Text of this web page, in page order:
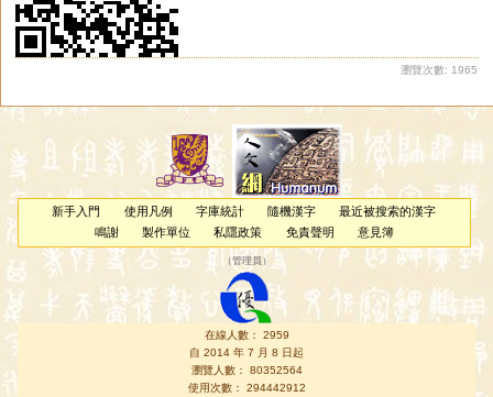
瀏覽次數: 1965
新手入門 使用凡例 字庫統計 隨機漢字
最近被搜索的漢字
鳴謝
製作單位 私隱政策 免責聲明 意見簿
（管理員 ）
在線人數： 2959
自 2014 年 7 月 8 日起
瀏覽人數： 80352564
使用次數： 294442912